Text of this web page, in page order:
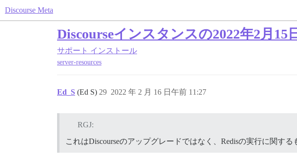
Discourse Meta
Discourseインスタンスの2022年2月
サポート インストール
server-resources
Ed_S (Ed S) 2022 年 2 月 16 日午前 11:27
29
RGJ:
これはDiscourseのアップグレードではなく、Redisの実行に関する